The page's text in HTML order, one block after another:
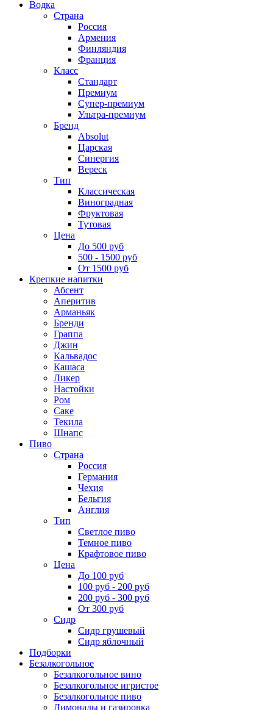
Водка
Страна
Россия
Армения
Финляндия
Франция
Класс
Стандарт
Премиум
Супер-премиум
Ультра-премиум
Бренд
Absolut
Царская
Синергия
Вереск
Тип
Классическая
Виноградная
Фруктовая
Тутовая
Цена
До 500 руб
500 - 1500 руб
От 1500 руб
Крепкие напитки
Абсент
Аперитив
Арманьяк
Бренди
Граппа
Джин
Кальвадос
Кашаса
Ликер
Настойки
Ром
Саке
Текила
Шнапс
Пиво
Страна
Россия
Германия
Чехия
Бельгия
Англия
Тип
Светлое пиво
Темное пиво
Крафтовое пиво
Цена
До 100 руб
100 руб - 200 руб
200 руб - 300 руб
От 300 руб
Сидр
Сидр грушевый
Сидр яблочный
Подборки
Безалкогольное
Безалкогольное вино
Безалкогольное игристое
Безалкогольное пиво
Лимонады и газировка